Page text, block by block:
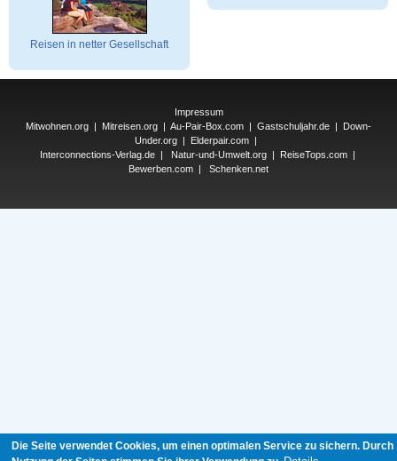
Reisen in netter Gesellschaft
Impressum
Mitwohnen.org | Mitreisen.org | Au-Pair-Box.com | Gastschuljahr.de | Down-
Under.org | Elderpair.com |
Interconnections-Verlag.de| Natur-und-Umwelt.org| ReiseTops.com|
Bewerben.com | Schenken.net
Die Seite verwendet Cookies, um einen optimalen Service zu sichern. Durch